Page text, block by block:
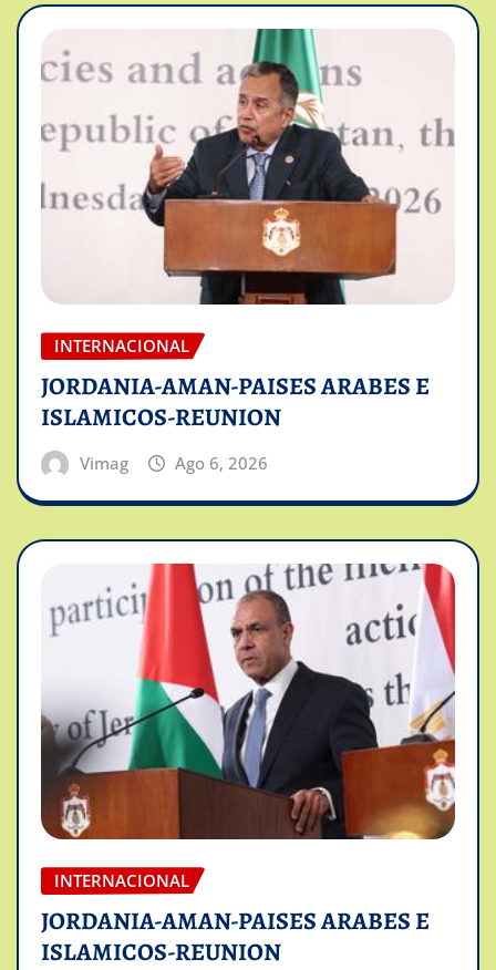
INTERNACIONAL
JORDANIA-AMAN-PAISES ARABES E
ISLAMICOS-REUNION
Vimag Ago 6, 2026
INTERNACIONAL
JORDANIA-AMAN-PAISES ARABES E
ISLAMICOS-REUNION